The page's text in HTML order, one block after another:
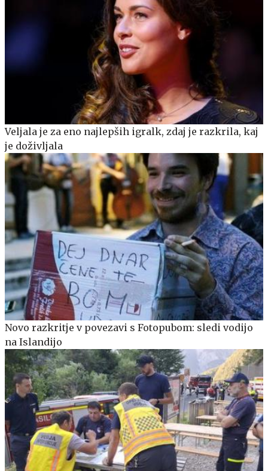
Veljala je za eno najlepših igralk, zdaj je razkrila, kaj
je doživljala
Novo razkritje v povezavi s Fotopubom: sledi vodijo
na Islandijo